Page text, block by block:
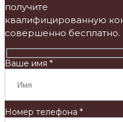
получите
квалифицированную
совершенно бесплатно.
Ваше имя *
Номер телефона *